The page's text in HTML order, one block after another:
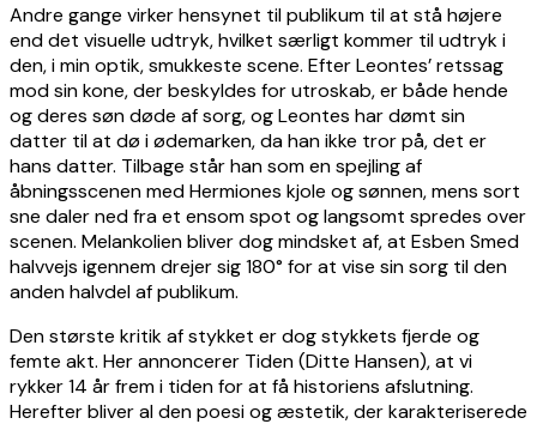
Andre gange virker hensynet til publikum til at stå højere
end det visuelle udtryk, hvilket særligt kommer til udtryk i
den, i min optik, smukkeste scene. Efter Leontes’ retssag
mod sin kone, der beskyldes for utroskab, er både hende
og deres søn døde af sorg, og Leontes har dømt sin
datter til at dø i ødemarken, da han ikke tror på, det er
hans datter. Tilbage står han som en spejling af
åbningsscenen med Hermiones kjole og sønnen, mens sort
sne daler ned fra et ensom spot og langsomt spredes over
scenen. Melankolien bliver dog mindsket af, at Esben Smed
halvvejs igennem drejer sig 180° for at vise sin sorg til den
anden halvdel af publikum.
Den største kritik af stykket er dog stykkets fjerde og
femte akt. Her annoncerer Tiden (Ditte Hansen), at vi
rykker 14 år frem i tiden for at få historiens afslutning.
Herefter bliver al den poesi og æstetik, der karakteriserede